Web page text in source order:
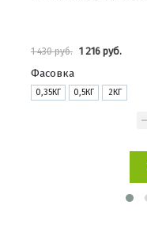
1 430 руб. 1 216 руб.
Фасовка
0,35КГ 0,5КГ 2КГ